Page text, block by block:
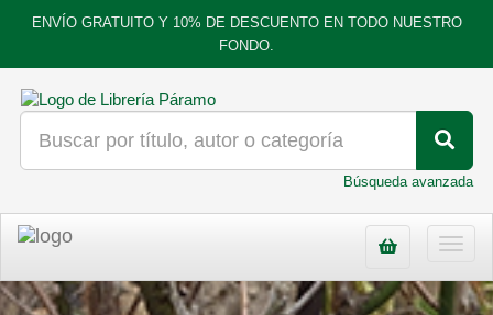
ENVÍO GRATUITO Y 10% DE DESCUENTO EN TODO NUESTRO
FONDO.
Búsqueda avanzada